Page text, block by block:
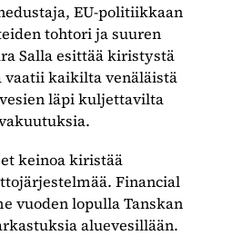
EU-politiikkaan
tohtori ja suuren
Salla esittää kiristystä
vaatii kaikilta venäläistä
läpi kuljettavilta
keinoa kiristää
Financial
vuoden lopulla Tanskan
aluevesillään.